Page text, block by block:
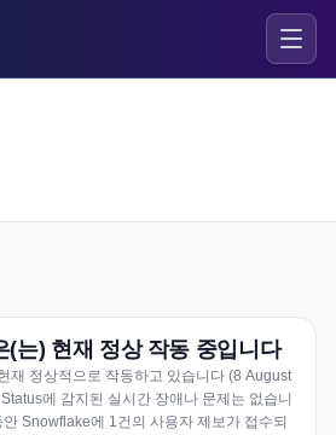
는) 현재 정상 작동 중입니다
재 정상적으로 작동하고 있습니다 (8 August
에 감지된 실시간 장애나 문제는 없습니
Snowflake에 1건의 사용자 제보가 접수되